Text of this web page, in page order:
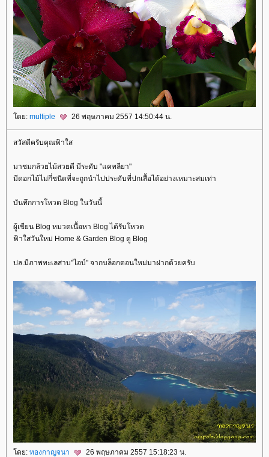
ดย: multiple 26 พฤษภาคม 2557 14:50:44 น.
สวัสดีครับคุณฟ้าใส
มาชมกล้วยไม้สวยดี มีระดับ "แคทลียา"
มีดอกไม้ไม่กี่ชนิดที่จะถูกนำไปประดับที่ปกเสื้อได้อย่างเหมาะสมเท่า
บันทึกการโหวต Blog ในวันนี้
ผู้เขียน Blog หมวดเนื้อหา Blog ได้รับโหวต
ฟ้าใสวันใหม่ Home & Garden Blog ดู Blog
ปล.มีภาพทะเลสาบ"ไอบ์" จากบล็อกตอนใหม่มาฝากด้วยครับ
ดย: ทองกาญจนา 26 พฤษภาคม 2557 15:18:23 น.